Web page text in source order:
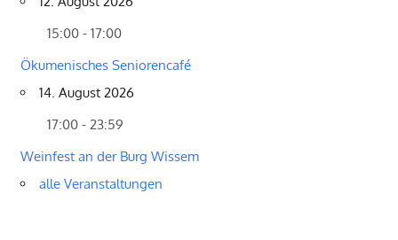
15:00 - 17:00
Ökumenisches Seniorencafé
14. August 2026
17:00 - 23:59
Weinfest an der Burg Wissem
alle Veranstaltungen